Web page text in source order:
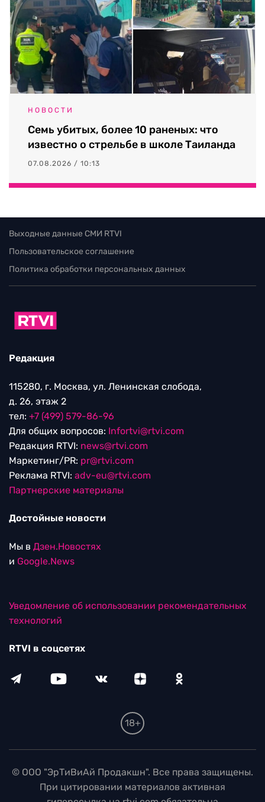
НОВОСТИ
Семь убитых, более 10 раненых: что
известно о стрельбе в школе Таиланда
07.08.2026 / 10:13
Выходные данные СМИ RTVI
Пользовательское соглашение
Политика обработки персональных данных
Редакция
115280, г. Москва, ул. Ленинская слобода,
д. 26, этаж 2
тел: +7 (499) 579-86-96
Для общих вопросов: Infortvi@rtvi.com
Редакция RTVI: news@rtvi.com
Маркетинг/PR: pr@rtvi.com
Реклама RTVI: adv-eu@rtvi.com
Партнерские материалы
Достойные новости
Мы в Дзен.Новостях
и Google.News
Уведомление об использовании рекомендательных
технологий
RTVI в соцсетях
18+
© ООО "ЭрТиВиАй Продакшн". Все права защищены.
При цитировании материалов активная